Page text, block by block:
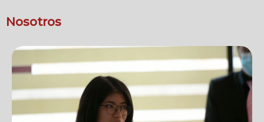
Nosotros